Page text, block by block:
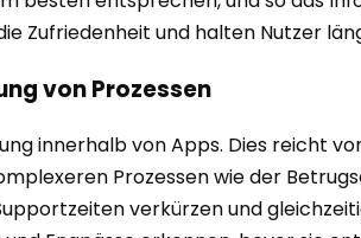
Zufriedenheit und halten Nutzer
von Prozessen
innerhalb von Apps. Dies reicht
Prozessen wie der
verkürzen und